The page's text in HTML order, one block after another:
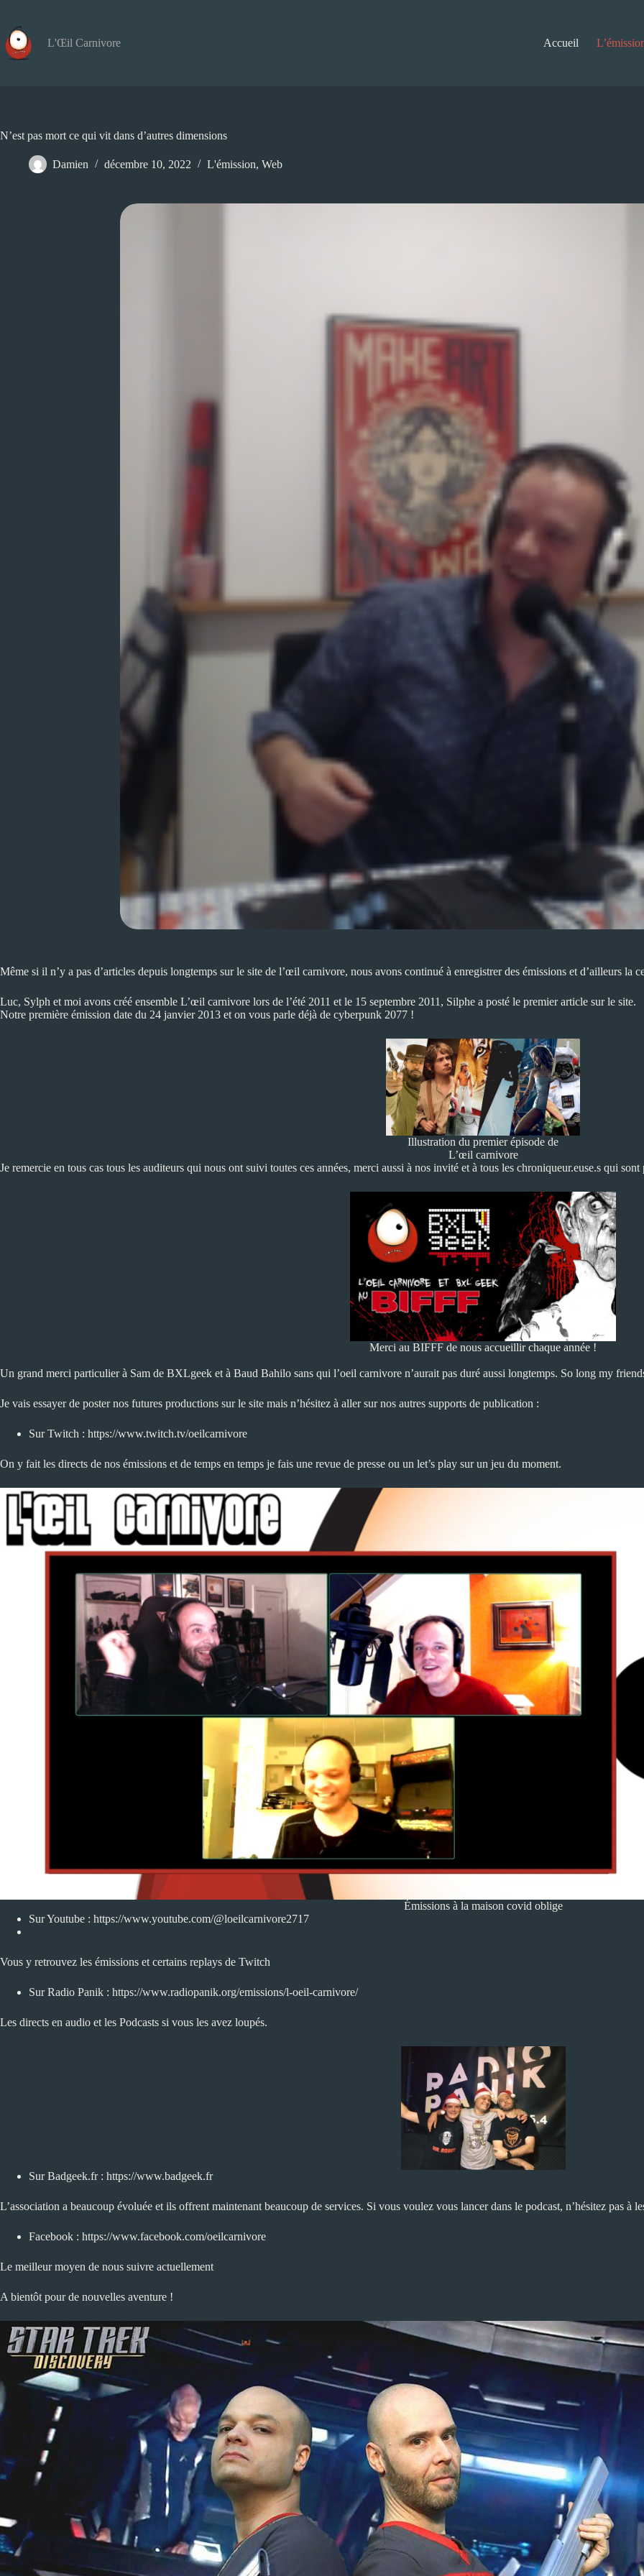
contenu
L'Œil Carnivore
Accueil
N’est pas mort ce qui vit dans d’autres dimensions
Damien décembre 10, 2022 L'émission, Web
Même si il n’y a pas d’articles depuis longtemps sur le site de l’œil carnivore, nous avons continué à enregistrer des émissions et d’ailleurs la
Luc, Sylph et moi avons créé ensemble L’œil carnivore lors de l’été 2011 et le 15 septembre 2011, Silphe a posté le premier article sur le site.
Notre première émission date du 24 janvier 2013 et on vous parle déjà de cyberpunk 2077 !
Illustration du premier épisode de
L’œil carnivore
Je remercie en tous cas tous les auditeurs qui nous ont suivi toutes ces années, merci aussi à nos invité et à tous les chroniqueur.euse.s qui sont
Merci au BIFFF de nous accueillir chaque année !
Un grand merci particulier à Sam de BXLgeek et à Baud Bahilo sans qui l’oeil carnivore n’aurait pas duré aussi longtemps. So long my
Je vais essayer de poster nos futures productions sur le site mais n’hésitez à aller sur nos autres supports de publication :
Sur Twitch : https://www.twitch.tv/oeilcarnivore
On y fait les directs de nos émissions et de temps en temps je fais une revue de presse ou un let’s play sur un jeu du moment.
Émissions à la maison covid oblige
Sur Youtube : https://www.youtube.com/@loeilcarnivore2717
Vous y retrouvez les émissions et certains replays de Twitch
Sur Radio Panik : https://www.radiopanik.org/emissions/l-oeil-carnivore/
Les directs en audio et les Podcasts si vous les avez loupés.
Sur Badgeek.fr : https://www.badgeek.fr
L’association a beaucoup évoluée et ils offrent maintenant beaucoup de services. Si vous voulez vous lancer dans le podcast, n’hésitez pas à
Facebook : https://www.facebook.com/oeilcarnivore
Le meilleur moyen de nous suivre actuellement
A bientôt pour de nouvelles aventure !